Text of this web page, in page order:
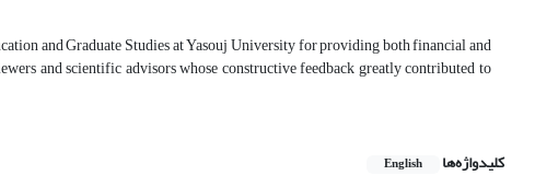
and Graduate Studies at Yasouj University for providing both financial and
and scientific advisors whose constructive feedback greatly contributed to
کلیدواژه‌ها English